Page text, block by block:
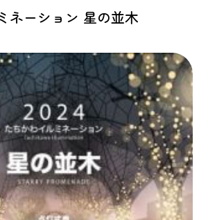
ネーション 星の並木